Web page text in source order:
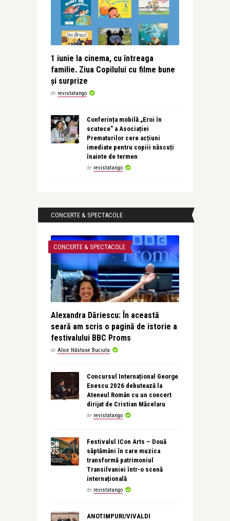
1 iunie la cinema, cu întreaga
familie. Ziua Copilului cu filme bune
și surprize
de revistatango
Conferința mobilă „Eroi în
scutece” a Asociației
Prematurilor cere acțiuni
imediate pentru copiii născuți
înainte de termen
de revistatango
CONCERTE & SPECTACOLE
CONCERTE & SPECTACOLE
Alexandra Dăriescu: În această
seară am scris o pagină de istorie a
festivalului BBC Proms
de Alice Năstase Buciuta
Concursul Internațional George
Enescu 2026 debutează la
Ateneul Român cu un concert
dirijat de Cristian Măcelaru
de revistatango
Festivalul ICon Arts – Două
săptămâni în care muzica
transformă patrimoniul
Transilvaniei într-o scenă
internațională
de revistatango
ANOTIMPURI/VIVALDI